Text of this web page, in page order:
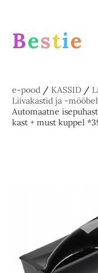
Bestie
e-pood / KASSID /
Liivakastid ja -mööbel
Automaatne
kast + must kuppel